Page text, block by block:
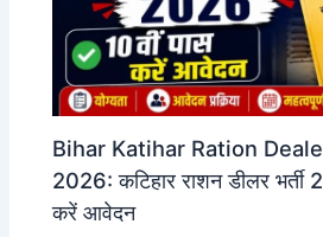
Bihar Katihar Ration
2026: कटिहार राशन डीलर भर्ती
करें आवेदन